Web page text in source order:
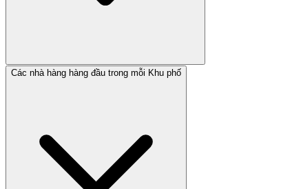
Các nhà hàng hàng đầu trong mỗi Khu phố